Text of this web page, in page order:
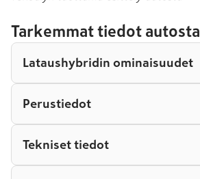
Tarkemmat tiedot autosta
Lataushybridin ominaisuudet
Perustiedot
Tekniset tiedot